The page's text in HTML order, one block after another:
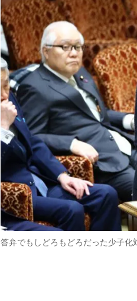
答弁でもしどろもどろだった少子化